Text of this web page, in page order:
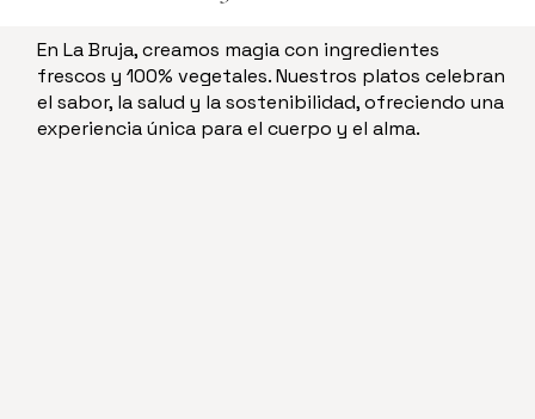
En La Bruja, creamos magia con ingredientes
frescos y 100% vegetales. Nuestros platos celebran
el sabor, la salud y la sostenibilidad, ofreciendo una
experiencia única para el cuerpo y el alma.